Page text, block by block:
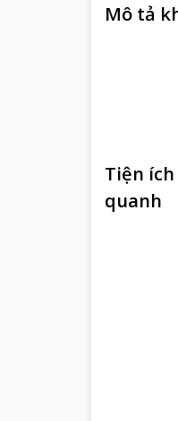
Mô tả
Tiện
quanh